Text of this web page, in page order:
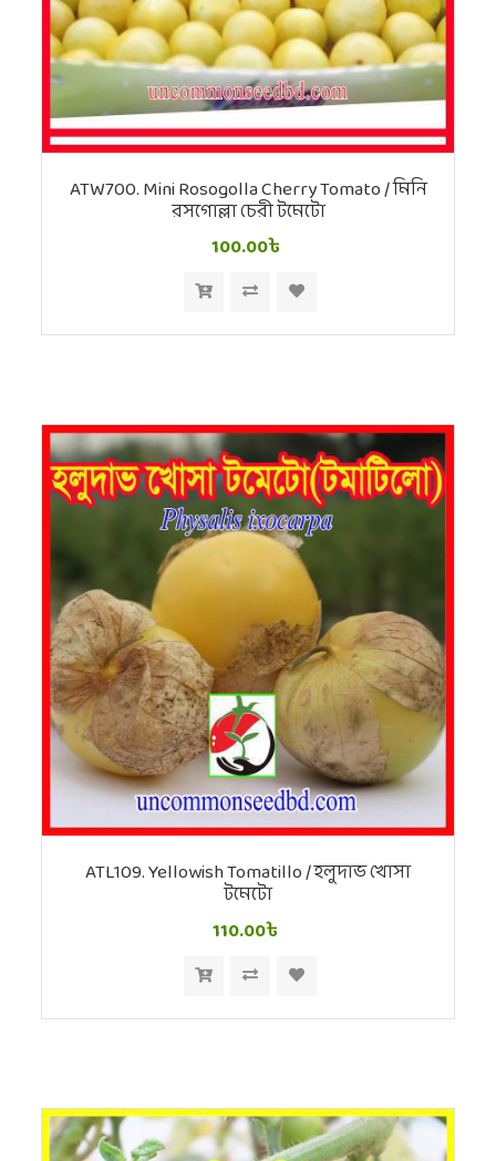
ATW700. Mini Rosogolla Cherry Tomato / মিনি
রসগোল্লা চেরী টমেটো
100.00৳
ATL109. Yellowish Tomatillo / হলুদাভ খোসা
টমেটো
110.00৳